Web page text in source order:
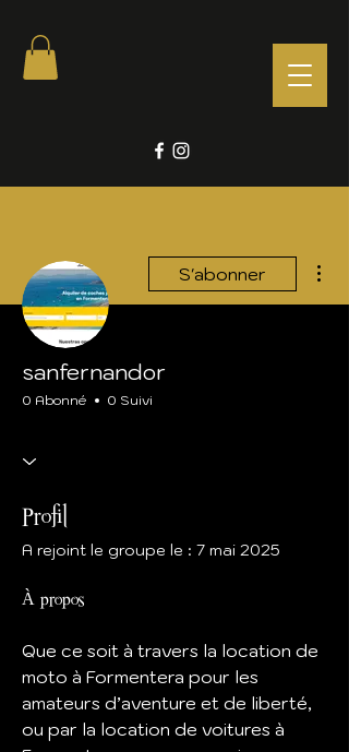
S'abonner
sanfernandor
0 Abonné 0 Suivi
Profil
A rejoint le groupe le : 7 mai 2025
À propos
Que ce soit à travers la location de
moto à Formentera pour les
amateurs d’aventure et de liberté,
ou par la location de voitures à